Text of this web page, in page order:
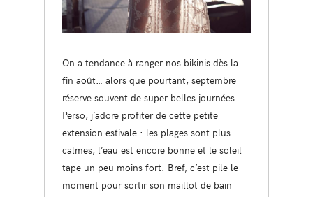
On a tendance à ranger nos bikinis dès la
fin août… alors que pourtant, septembre
réserve souvent de super belles journées.
Perso, j’adore profiter de cette petite
extension estivale : les plages sont plus
calmes, l’eau est encore bonne et le soleil
tape un peu moins fort. Bref, c’est pile le
moment pour sortir son maillot de bain